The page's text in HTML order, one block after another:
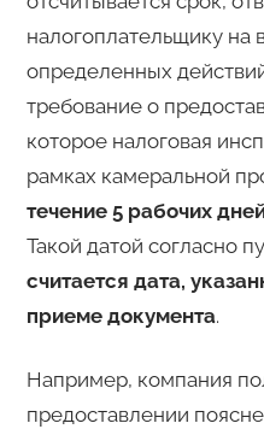
налогоплательщику на
определенных
требование о
которое налоговая
рамках камеральной
течение 5 рабочих
Такой датой согласно
считается дата,
приеме документа.
Например, компания
предоставлении